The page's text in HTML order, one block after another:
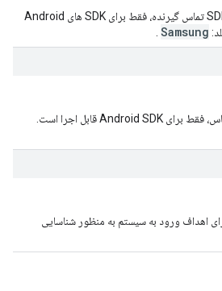
سازنده دستگاه Android از SDK تماس گیرنده، فقط برای SDK های Android
Samsung
سطح Android API SDK تماس، فقط برای Android SDK قابل اجرا است.
اهداف ورود به سیستم به منظور شناسایی